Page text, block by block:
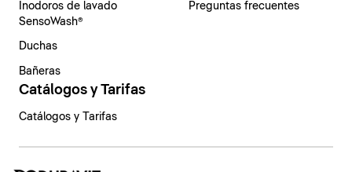
Inodoros de lavado
SensoWash®
Duchas
Bañeras
Preguntas frecuentes
Catálogos y Tarifas
Catálogos y Tarifas